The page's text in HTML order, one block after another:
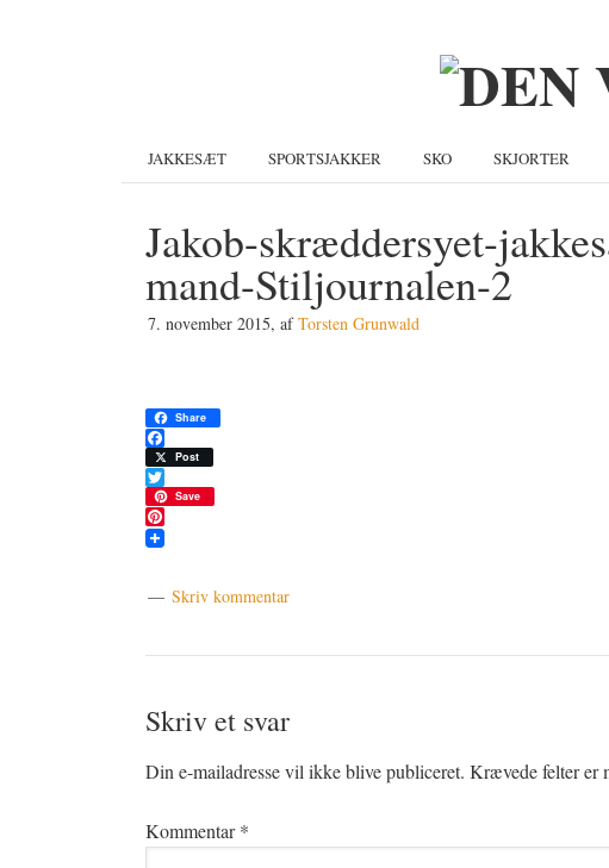
JAKKESÆT SPORTSJAKKER SKO SKJORTER
Jakob-skræddersyet-
mand-Stiljournalen-2
7. november 2015, afTorsten Grunwald
Share
Facebook
Post
Twitter
Save
Pinterest
Skriv kommentar
Skriv et svar
Din e-mailadresse vil ikke blive publiceret. Krævede felter er
Kommentar*